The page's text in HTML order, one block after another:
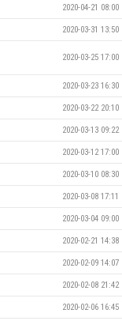
2020-04-21 08:00
2020-03-31 13:50
2020-03-25 17:00
2020-03-23 16:30
2020-03-22 20:10
2020-03-13 09:22
2020-03-12 17:00
2020-03-10 08:30
2020-03-08 17:11
2020-03-04 09:00
2020-02-21 14:38
2020-02-09 14:07
2020-02-08 21:42
2020-02-06 16:45